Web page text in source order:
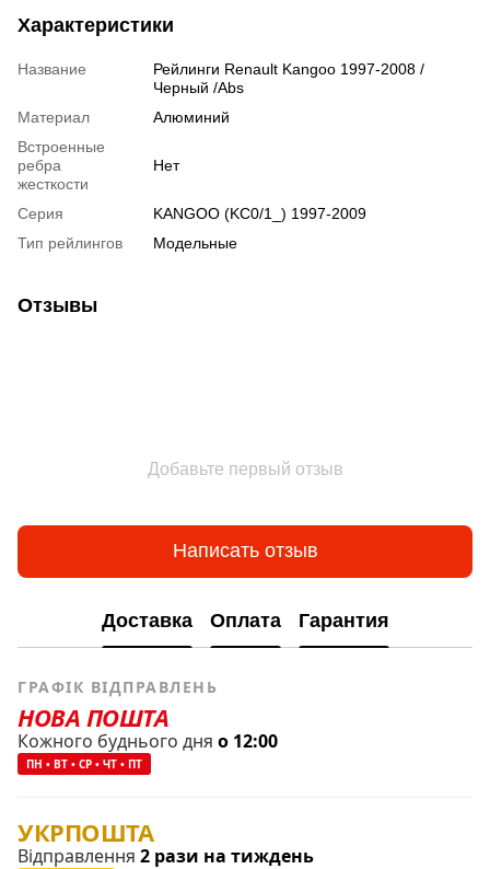
Характеристики
Название
Рейлинги Renault Kangoo 1997-2008 /
Черный /Abs
Материал
Алюминий
Встроенные
ребра
жесткости
Нет
Серия
KANGOO (KC0/1_) 1997-2009
Тип рейлингов
Модельные
Отзывы
Добавьте первый отзыв
Написать отзыв
Доставка Оплата Гарантия
ГРАФІК ВІДПРАВЛЕНЬ
НОВА ПОШТА
Кожного буднього дня о 12:00
ПН • ВТ • СР • ЧТ • ПТ
УКРПОШТА
Відправлення 2 рази на тиждень